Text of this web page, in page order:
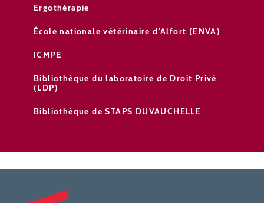
Ergothérapie
École nationale vétérinaire d'Alfort (ENVA)
ICMPE
Bibliothèque du laboratoire de Droit Privé
(LDP)
Bibliothèque de STAPS DUVAUCHELLE